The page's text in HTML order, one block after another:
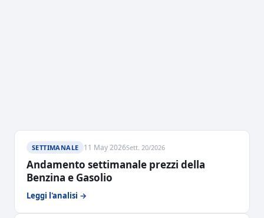
SETTIMANALE 11 May 2026Sett. 20/2026
Andamento settimanale prezzi della
Benzina e Gasolio
Leggi l'analisi →